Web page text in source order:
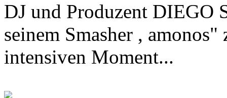
DJ und Produzent DIEGO
seinem Smasher ,
intensiven Moment...